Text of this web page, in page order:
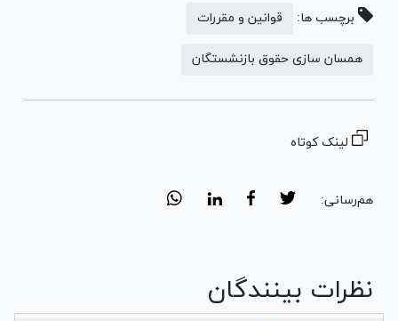
برچسب ها: قوانین و مقررات
همسان سازی حقوق بازنشستگان
لینک کوتاه
هم‌رسانی:
نظرات بینندگان